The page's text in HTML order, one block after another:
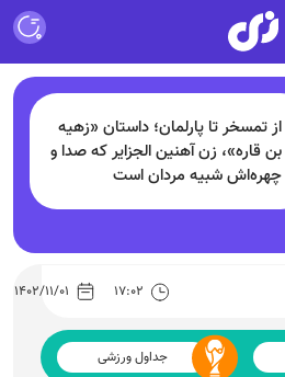
از تمسخر تا پارلمان؛ داستان «زهیه
بن قاره»، زن آهنین الجزایر که صدا و
چهره‌اش شبیه مردان است
۱۷:۰۲ ۱۴۰۲/۱۱/۰۱
جداول ورزشی